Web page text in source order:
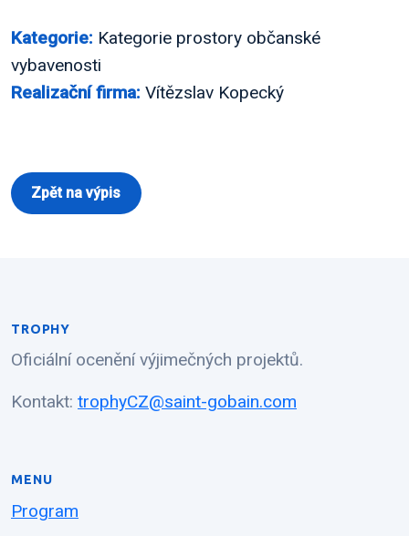
Kategorie: Kategorie prostory občanské
vybavenosti
Realizační firma: Vítězslav Kopecký
Zpět na výpis
TROPHY
Oficiální ocenění výjimečných projektů.
Kontakt: trophyCZ@saint-gobain.com
MENU
Program